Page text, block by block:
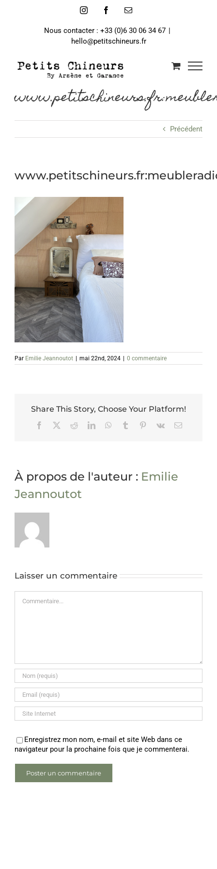
InstagramFacebookEmail
Nous contacter : +33 (0)6 30 06 34 67 |
hello@petitschineurs.fr
Précédent
Par Emilie Jeannoutot mai 22nd, 2024 0 commentaire
Share This Story, Choose Your Platform!
Facebook RedditLinkedInWhatsApp
Tumblr Pinterest
Vk Email
À propos de l'auteur : Emilie
Jeannoutot
Laisser un commentaire
Enregistrez mon nom, e-mail et site Web dans ce
navigateur pour la prochaine fois que je commenterai.